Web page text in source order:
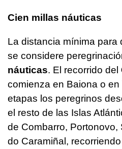
Cien millas náuticas
La distancia mínima para
se considere
náuticas. El recorrido del
comienza en Baiona o
etapas los peregrinos
el resto de las Islas
de Combarro, Portonovo,
do Caramiñal,